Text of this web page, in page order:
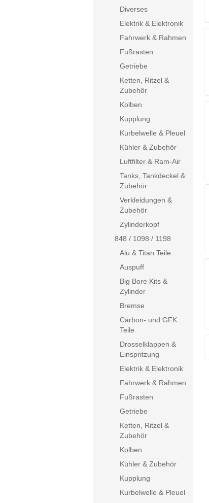
Diverses
Elektrik & Elektronik
Fahrwerk & Rahmen
Fußrasten
Getriebe
Ketten, Ritzel &
Zubehör
Kolben
Kupplung
Kurbelwelle & Pleuel
Kühler & Zubehör
Luftfilter & Ram-Air
Tanks, Tankdeckel &
Zubehör
Verkleidungen &
Zubehör
Zylinderkopf
848 / 1098 / 1198
Alu & Titan Teile
Auspuff
Big Bore Kits &
Zylinder
Bremse
Carbon- und GFK
Teile
Drosselklappen &
Einspritzung
Elektrik & Elektronik
Fahrwerk & Rahmen
Fußrasten
Getriebe
Ketten, Ritzel &
Zubehör
Kolben
Kühler & Zubehör
Kupplung
Kurbelwelle & Pleuel